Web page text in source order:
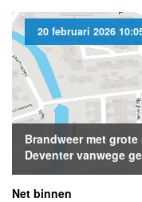
20 februari 2026
Brandweer met
Deventer vanwege
Net binnen